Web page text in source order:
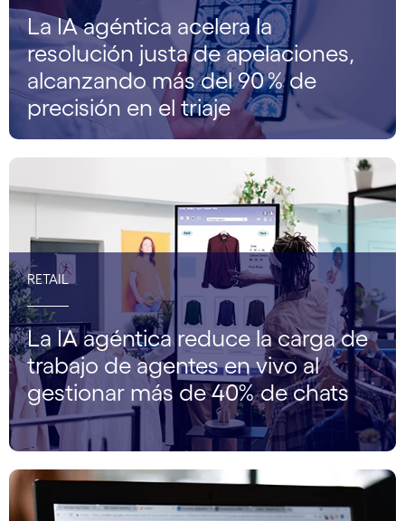
La IA agéntica acelera la
resolución justa de apelaciones,
alcanzando más del 90 % de
precisión en el triaje
RETAIL
La IA agéntica reduce la carga de
trabajo de agentes en vivo al
gestionar más de 40% de chats